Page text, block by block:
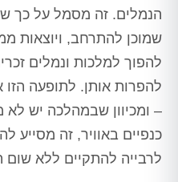
הנמלים. זה מסמל על כך
שמוכן להתרחב, ויוצאות
להפוך למלכות ונמלים
להפרות אותן. לתופעה
– ומכיוון שבמהלכה יש
כנפיים באוויר, זה מסייע
לרבייה להתקיים ללא שום